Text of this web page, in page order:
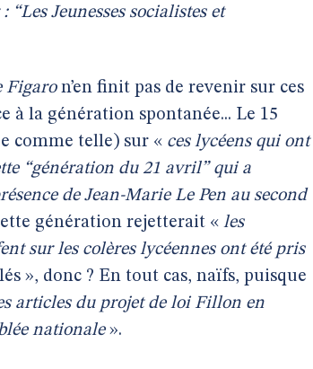
“Les Jeunesses socialistes et
Figaron’en finit pas de revenir sur ces
à la génération spontanée... Le 15
comme telle) sur « ces lycéens qui ont
“génération du 21 avril” qui a
de Jean-Marie Le Pen au second
génération rejetterait « les
sur les colères lycéennes ont été pris
», donc ? En tout cas, naïfs, puisque
articles du projet de loi Fillon en
nationale».